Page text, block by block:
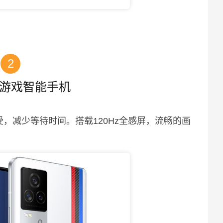
2
戏智能手机
减少等待时间。搭载120Hz全感屏，流畅的画